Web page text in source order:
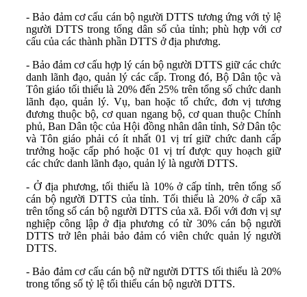
- Bảo đảm cơ cấu cán bộ người DTTS tương ứng với tỷ lệ
người DTTS trong tổng dân số của tỉnh; phù hợp với cơ
cấu của các thành phần DTTS ở địa phương.
- Bảo đảm cơ cấu hợp lý cán bộ người DTTS giữ các chức
danh lãnh đạo, quản lý các cấp. Trong đó, Bộ Dân tộc và
Tôn giáo tối thiểu là 20% đến 25% trên tổng số chức danh
lãnh đạo, quản lý. Vụ, ban hoặc tổ chức, đơn vị tương
đương thuộc bộ, cơ quan ngang bộ, cơ quan thuộc Chính
phủ, Ban Dân tộc của Hội đồng nhân dân tỉnh, Sở Dân tộc
và Tôn giáo phải có ít nhất 01 vị trí giữ chức danh cấp
trưởng hoặc cấp phó hoặc 01 vị trí được quy hoạch giữ
các chức danh lãnh đạo, quản lý là người DTTS.
- Ở địa phương, tối thiểu là 10% ở cấp tỉnh, trên tổng số
cán bộ người DTTS của tỉnh. Tối thiểu là 20% ở cấp xã
trên tổng số cán bộ người DTTS của xã. Đối với đơn vị sự
nghiệp công lập ở địa phương có từ 30% cán bộ người
DTTS trở lên phải bảo đảm có viên chức quản lý người
DTTS.
- Bảo đảm cơ cấu cán bộ nữ người DTTS tối thiểu là 20%
trong tổng số tỷ lệ tối thiểu cán bộ người DTTS.